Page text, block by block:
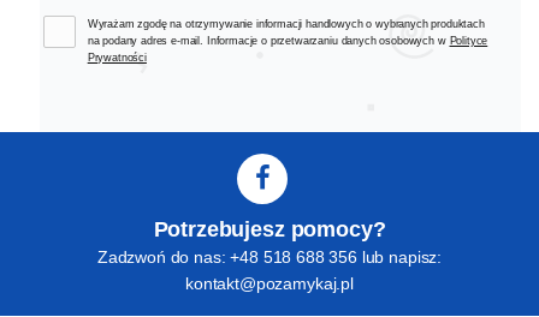
Wyrażam zgodę na otrzymywanie informacji handlowych o wybranych produktach
na podany adres e-mail. Informacje o przetwarzaniu danych osobowych w Polityce
Prywatności
Potrzebujesz pomocy?
Zadzwoń do nas: +48 518 688 356 lub napisz:
kontakt@pozamykaj.pl